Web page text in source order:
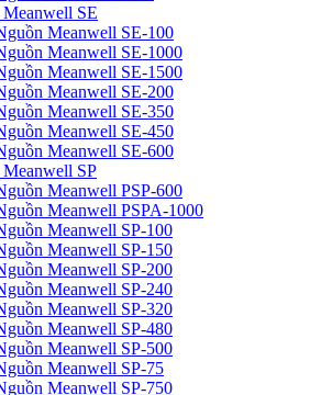
SE
Meanwell SE-100
Meanwell SE-1000
Meanwell SE-1500
Meanwell SE-200
Meanwell SE-350
Meanwell SE-450
Meanwell SE-600
SP
Meanwell PSP-600
Meanwell PSPA-1000
Meanwell SP-100
Meanwell SP-150
Meanwell SP-200
Meanwell SP-240
Meanwell SP-320
Meanwell SP-480
Meanwell SP-500
Meanwell SP-75
Meanwell SP-750